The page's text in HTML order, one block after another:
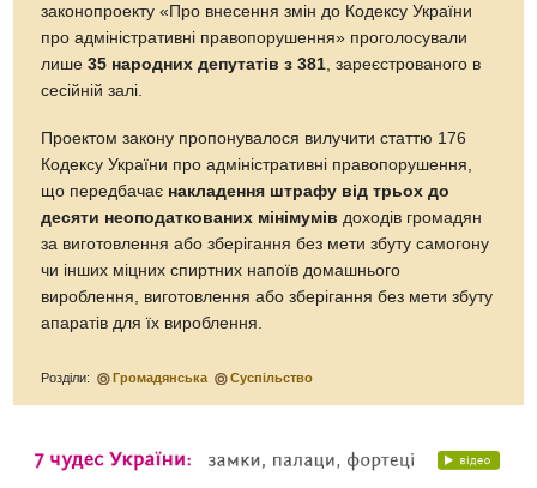
законопроекту «Про внесення змін до Кодексу України
про адміністративні правопорушення» проголосували
лише35 народних депутатів з 381 , зареєстрованого в
сесійній залі.
Проектом закону пропонувалося вилучити статтю 176
Кодексу України про адміністративні правопорушення,
що передбачає накладення штрафу від трьох до
десяти неоподаткованих мінімумів доходів громадян
за виготовлення або зберігання без мети збуту самогону
чи інших міцних спиртних напоїв домашнього
вироблення, виготовлення або зберігання без мети збуту
апаратів для їх вироблення.
Розділи: Громадянська Суспільство